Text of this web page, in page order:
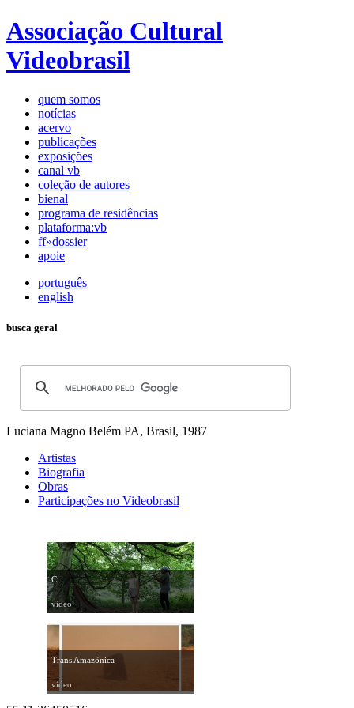
Associação Cultural
Videobrasil
quem somos
notícias
acervo
publicações
exposições
canal vb
coleção de autores
bienal
programa de residências
plataforma:vb
ff»dossier
apoie
português
english
busca geral
Luciana Magno Belém PA, Brasil, 1987
Artistas
Biografia
Obras
Participações no Videobrasil
Ci
vídeo
Trans Amazônica
vídeo